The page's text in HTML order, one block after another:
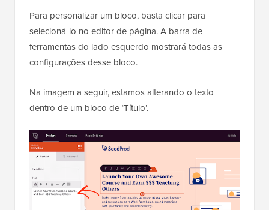
Para personalizar um bloco, basta clicar para
selecioná-lo no editor de página. A barra de
ferramentas do lado esquerdo mostrará todas as
configurações desse bloco.
Na imagem a seguir, estamos alterando o texto
dentro de um bloco de ‘Título’.